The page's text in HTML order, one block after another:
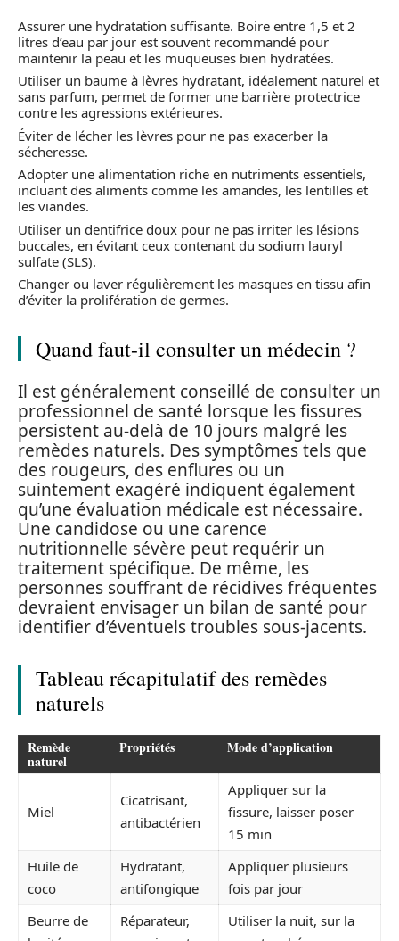
Assurer une hydratation suffisante. Boire entre 1,5 et 2
litres d’eau par jour est souvent recommandé pour
maintenir la peau et les muqueuses bien hydratées.
Utiliser un baume à lèvres hydratant, idéalement naturel et
sans parfum, permet de former une barrière protectrice
contre les agressions extérieures.
Éviter de lécher les lèvres pour ne pas exacerber la
sécheresse.
Adopter une alimentation riche en nutriments essentiels,
incluant des aliments comme les amandes, les lentilles et
les viandes.
Utiliser un dentifrice doux pour ne pas irriter les lésions
buccales, en évitant ceux contenant du sodium lauryl
sulfate (SLS).
Changer ou laver régulièrement les masques en tissu afin
d’éviter la prolifération de germes.
Quand faut-il consulter un médecin ?
Il est généralement conseillé de consulter un
professionnel de santé lorsque les fissures
persistent au-delà de 10 jours malgré les
remèdes naturels. Des symptômes tels que
des rougeurs, des enflures ou un
suintement exagéré indiquent également
qu’une évaluation médicale est nécessaire.
Une candidose ou une carence
nutritionnelle sévère peut requérir un
traitement spécifique. De même, les
personnes souffrant de récidives fréquentes
devraient envisager un bilan de santé pour
identifier d’éventuels troubles sous-jacents.
Tableau récapitulatif des remèdes
naturels
Remède
naturel
Propriétés Mode d’application
Miel
Cicatrisant,
antibactérien
Appliquer sur la
fissure, laisser poser
15 min
Huile de
coco
Hydratant,
antifongique
Appliquer plusieurs
fois par jour
Beurre de
Réparateur,
Utiliser la nuit, sur la